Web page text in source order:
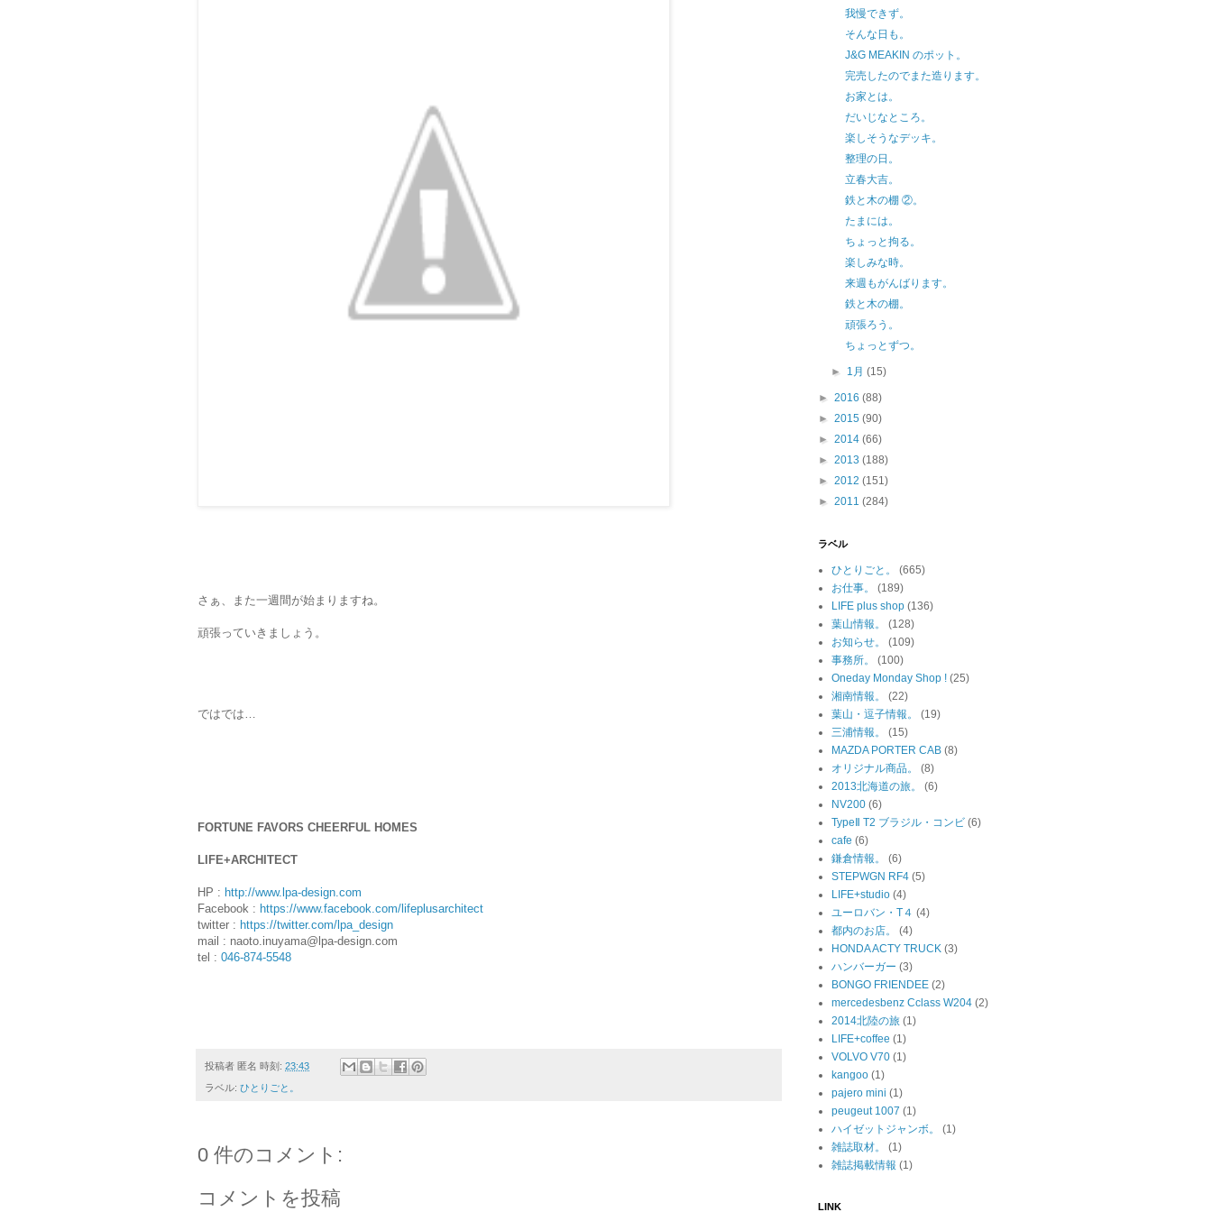
さぁ、また一週間が始まりますね。
頑張っていきましょう。
ではでは…
FORTUNE FAVORS CHEERFUL HOMES
LIFE+ARCHITECT
HP : http://www.lpa-design.com
Facebook : https://www.facebook.com/lifeplusarchitect
twitter : https://twitter.com/lpa_design
mail : naoto.inuyama@lpa-design.com
tel : 046-874-5548
投稿者 匿名 時刻: 23:43
ラベル: ひとりごと。
0 件のコメント:
コメントを投稿
我慢できず。
そんな日も。
J&G MEAKIN のポット。
完売したのでまた造ります。
お家とは。
だいじなところ。
楽しそうなデッキ。
整理の日。
立春大吉。
鉄と木の棚 ②。
たまには。
ちょっと拘る。
楽しみな時。
来週もがんばります。
鉄と木の棚。
頑張ろう。
ちょっとずつ。
► 1月(15)
► 2016 (88)
► 2015 (90)
► 2014 (66)
► 2013 (188)
► 2012 (151)
► 2011 (284)
ラベル
ひとりごと。
(665)
お仕事。
(189)
LIFE plus shop (136)
葉山情報。
(128)
お知らせ。
(109)
事務所。
(100)
Oneday Monday Shop ! (25)
湘南情報。
(22)
葉山・逗子情報。
(19)
三浦情報。
(15)
MAZDA PORTER CAB (8)
オリジナル商品。
(8)
2013北海道の旅。
(6)
NV200 (6)
TypeⅡ T2 ブラジル・コンビ (6)
cafe (6)
鎌倉情報。
(6)
STEPWGN RF4 (5)
LIFE+studio (4)
ユーロバン・T４ (4)
都内のお店。
(4)
HONDA ACTY TRUCK (3)
ハンバーガー (3)
BONGO FRIENDEE (2)
mercedesbenz Cclass W204 (2)
2014北陸の旅 (1)
LIFE+coffee (1)
VOLVO V70 (1)
kangoo (1)
pajero mini (1)
peugeut 1007 (1)
ハイゼットジャンボ。
(1)
雑誌取材。
(1)
雑誌掲載情報 (1)
LINK